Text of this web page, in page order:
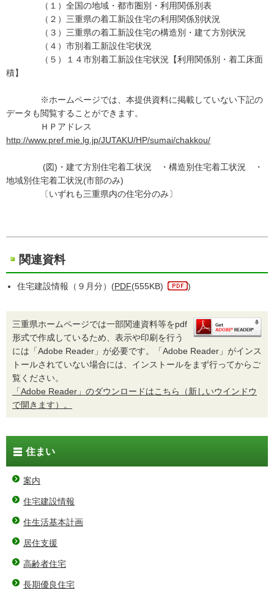
（１）全国の地域・都市圏別・利用関係別表
（２）三重県の着工新設住宅の利用関係別状況
（３）三重県の着工新設住宅の構造別・建て方別状況
（４）市別着工新設住宅状況
（５）１４市別着工新設住宅状況【利用関係別・着工床面
積】
※ホームページでは、本提供資料に掲載していない下記の
データも閲覧することができます。
ＨＰアドレス
http://www.pref.mie.lg.jp/JUTAKU/HP/sumai/chakkou/
(図)・建て方別住宅着工状況 ・構造別住宅着工状況 ・
地域別住宅着工状況(市部のみ)
〔いずれも三重県内の住宅分のみ〕
関連資料
住宅建設情報（９月分）(PDF(555KB) )
三重県ホームページでは一部関連資料等をpdf
形式で作成しているため、表示や印刷を行う
には「Adobe Reader」が必要です。「Adobe Reader」がインス
トールされていない場合には、インストールをまず行ってからご
覧ください。
「Adobe Reader」のダウンロードはこちら（新しいウインドウ
で開きます）。
住まい
案内
住宅建設情報
住生活基本計画
居住支援
高齢者住宅
長期優良住宅